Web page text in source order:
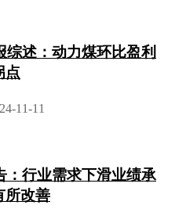
综述：动力煤环比盈利
点
11-11
：行业需求下滑业绩承
所改善